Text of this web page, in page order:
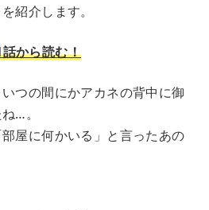
紹介します。
から読む！
つの間にかアカネの背中に御
…。
屋に何かいる」と言ったあの